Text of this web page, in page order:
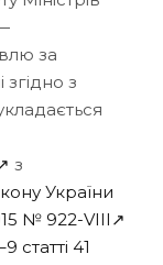
за
згідно з
з
України
№ 922-VIII↗
статті 41